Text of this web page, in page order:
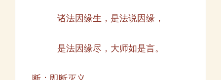
诸法因缘生，是法说因缘，
是法因缘尽，大师如是言。